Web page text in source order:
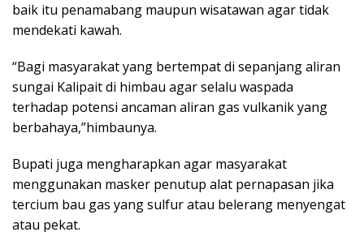
baik itu penamabang maupun wisatawan agar tidak
mendekati kawah.
“Bagi masyarakat yang bertempat di sepanjang aliran
sungai Kalipait di himbau agar selalu waspada
terhadap potensi ancaman aliran gas vulkanik yang
berbahaya,”himbaunya.
Bupati juga mengharapkan agar masyarakat
menggunakan masker penutup alat pernapasan jika
tercium bau gas yang sulfur atau belerang menyengat
atau pekat.